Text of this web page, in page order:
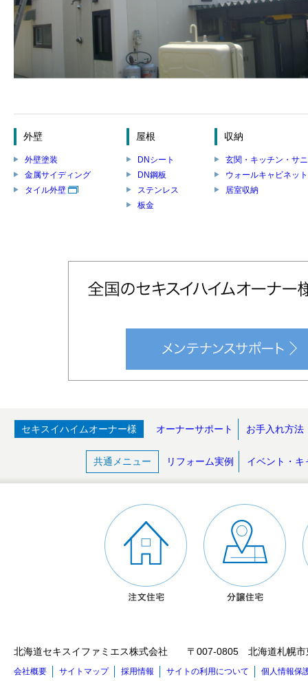
外壁
外壁塗装
金属サイディング
タイル外壁
屋根
DNシート
DN鋼板
ステンレス
板金
収納
玄関・キッチン・サ
ウォールキャビネット
居室収納
セキスイハイムオーナー様 オーナーサポート お手入れ方法
共通メニュー リフォーム実例 イベント・キ
北海道セキスイファミエス株式会社 〒007-0805 北海道札幌
会社概要 サイトマップ 採用情報 サイトの利用について 個人情報保